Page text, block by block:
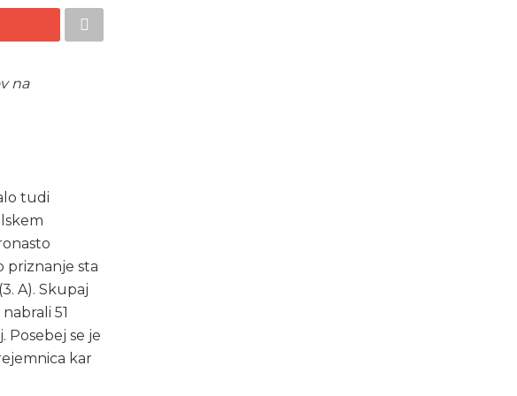
na
tudi
priznanje sta
A). Skupaj
51
Posebej se je
kar